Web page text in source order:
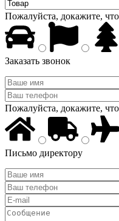
Пожалуйста, докажите,
Заказать звонок
Пожалуйста, докажите,
Письмо директору